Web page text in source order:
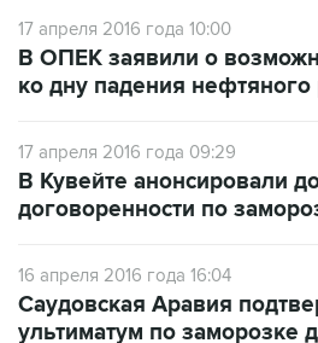
ко дну падения нефтяного
17 апреля 2016 года 09:29
договоренности по
16 апреля 2016 года 16:04
ультиматум по заморозке